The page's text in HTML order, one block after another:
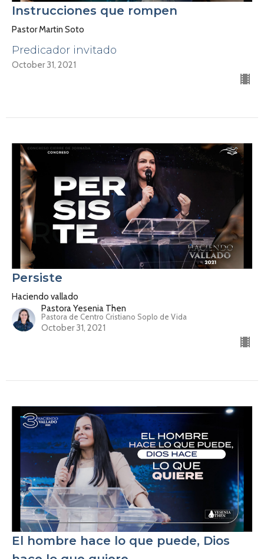
Instrucciones que rompen
Pastor Martin Soto
Predicador invitado
October 31, 2021
Persiste
Haciendo vallado
Pastora Yesenia Then
Pastora de Centro Cristiano Soplo de Vida
October 31, 2021
El hombre hace lo que puede, Dios